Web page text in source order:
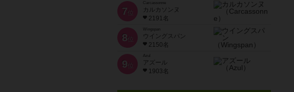
7位
Carcassonne
カルカソンヌ
2191名
8位
Wingspan
ウイングスパン
2150名
9位
Azul
アズール
1903名